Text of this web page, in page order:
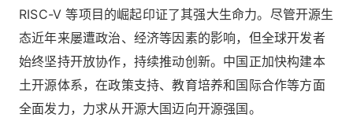
RISC-V 等项目的崛起印证了其强大生命力。尽管开源生
态近年来屡遭政治、经济等因素的影响，但全球开发者
始终坚持开放协作，持续推动创新。中国正加快构建本
土开源体系，在政策支持、教育培养和国际合作等方面
全面发力，力求从开源大国迈向开源强国。